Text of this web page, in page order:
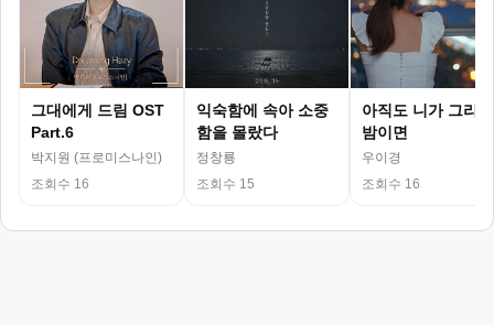
그대에게 드림 OST
Part.6
박지원 (프로미스나인)
조회수 16
익숙함에 속아 소중
함을 몰랐다
정창룡
조회수 15
아직도 니가 그리운
밤이면
우이경
조회수 16